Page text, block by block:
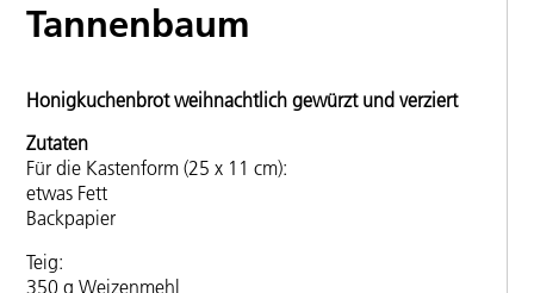
Tannenbaum
Honigkuchenbrot weihnachtlich gewürzt und verziert
Zutaten
Für die Kastenform (25 x 11 cm):
etwas Fett
Backpapier
Teig:
350 g Weizenmehl